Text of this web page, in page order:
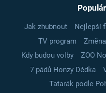
Jak zhubnout Nejlepší
TV program
Kdy budou volby
ZOO
7 pádů Honzy Dědka
Tatarák podle